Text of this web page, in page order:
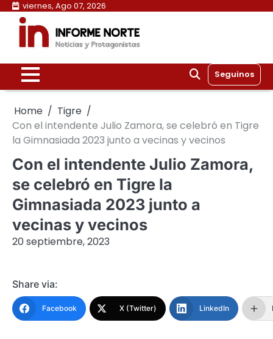
Skip
content
viernes, Ago 07, 2026
Seguinos
Home
Tigre
Con el intendente Julio Zamora, se celebró en Tigre
la Gimnasiada 2023 junto a vecinas y vecinos
Con el intendente Julio Zamora,
se celebró en Tigre la
Gimnasiada 2023 junto a
vecinas y vecinos
20 septiembre, 2023
Share via:
Facebook X (Twitter) LinkedIn